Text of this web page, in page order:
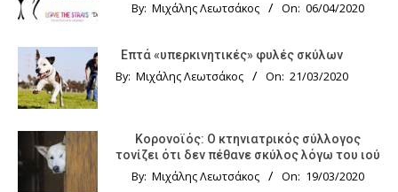
By: Μιχάλης Λεωτσάκος On: 06/04/2020
Επτά «υπερκινητικές» φυλές σκύλων
By: Μιχάλης Λεωτσάκος On: 21/03/2020
Κορονοϊός: Ο κτηνιατρικός σύλλογος
τονίζει ότι δεν πέθανε σκύλος λόγω του ιού
By: Μιχάλης Λεωτσάκος On: 19/03/2020